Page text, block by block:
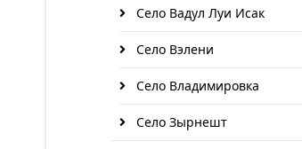
Село Вадул Луи Исак
Село Вэлени
Село Владимировка
Село Зырнешт